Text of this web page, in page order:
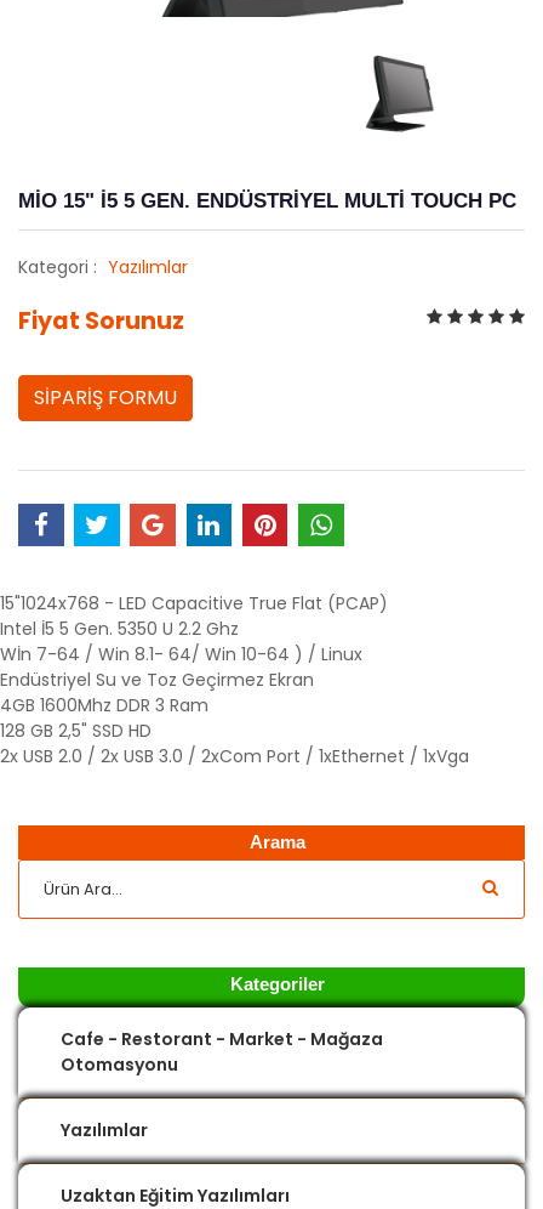
MİO 15" İ5 5 GEN. ENDÜSTRİYEL MULTİ TOUCH PC
Kategori : Yazılımlar
Fiyat Sorunuz
SİPARİŞ FORMU
15"1024x768 - LED Capacitive True Flat (PCAP)
Intel İ5 5 Gen. 5350 U 2.2 Ghz
Wİn 7-64 / Win 8.1- 64/ Win 10-64 ) / Linux
Endüstriyel Su ve Toz Geçirmez Ekran
4GB 1600Mhz DDR 3 Ram
128 GB 2,5" SSD HD
2x USB 2.0 / 2x USB 3.0 / 2xCom Port / 1xEthernet / 1xVga
Arama
Kategoriler
Cafe - Restorant - Market - Mağaza
Otomasyonu
Yazılımlar
Uzaktan Eğitim Yazılımları